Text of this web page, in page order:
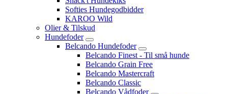
Softies Hundegodbidder
KAROO Wild
Olier & Tilskud
Hundefoder
Belcando Hundefoder
Belcando Finest - Til små hunde
Belcando Grain Free
Belcando Mastercraft
Belcando Classic
Belcando Vådfoder